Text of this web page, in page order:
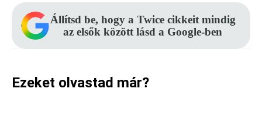
Állítsd be, hogy a Twice cikkeit mindig
az elsők között lásd a Google-ben
Ezeket olvastad már?